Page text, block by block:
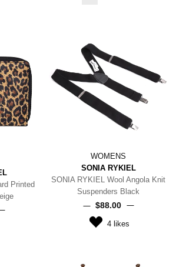
Printed
WOMENS
SONIA RYKIEL
SONIA RYKIEL Wool Angola Knit
Suspenders Black
$‌88.00
4 likes